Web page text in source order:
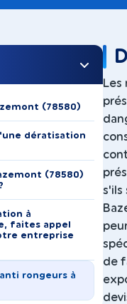
(78580)
dératisation
(78580)
à
faites appel
entreprise
rongeurs à
Les
s'ils
de